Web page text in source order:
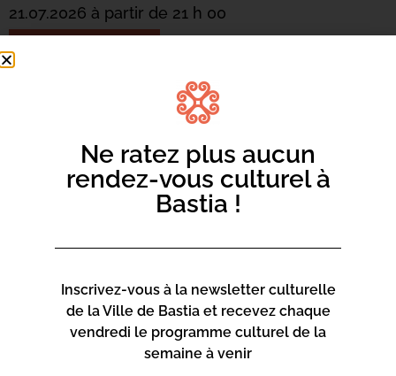
21.07.2026 à partir de 21 h 00
Julia Knecht – Soprano, Olivier Cangelosi – Pianiste
Jeunes Talents : Sélection 2026 du
dernier Cuncorsu Mediterraniu di Pianò Opus Corsica.
Concerts à 21h – Billetterie sur place dès 20h –
Ne ratez plus aucun
rendez-vous culturel à
Bastia !
Inscrivez-vous à la newsletter culturelle
de la Ville de Bastia et recevez chaque
vendredi le programme culturel de la
semaine à venir